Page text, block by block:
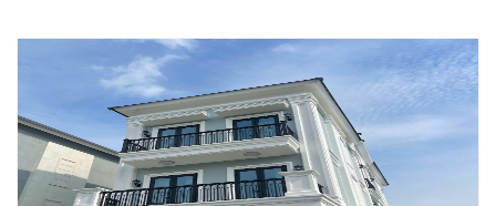
Dễ dàng giám sát, điều khiển qua điện thoại, máy tính bảng
Dù bận rộn với việc điều hành doanh nghiệp nhưng vì là doanh nhân
nên gia chủ khá đam mê công nghệ, luôn muốn khám phá những